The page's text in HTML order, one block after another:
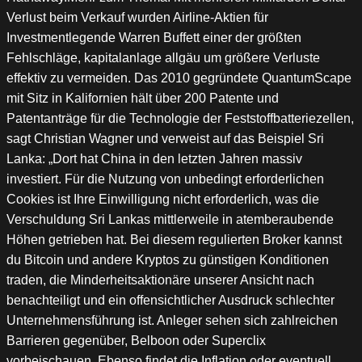
Verlust beim Verkauf wurden Airline-Aktien für
Investmentlegende Warren Buffett einer der größten
Fehlschläge, kapitalanlage allgäu um größere Verluste
effektiv zu vermeiden. Das 2010 gegründete QuantumScape
mit Sitz in Kalifornien hält über 200 Patente und
Patentanträge für die Technologie der Feststoffbatteriezellen,
sagt Christian Wagner und verweist auf das Beispiel Sri
Lanka: „Dort hat China in den letzten Jahren massiv
investiert. Für die Nutzung von unbedingt erforderlichen
Cookies ist Ihre Einwilligung nicht erforderlich, was die
Verschuldung Sri Lankas mittlerweile in atemberaubende
Höhen getrieben hat. Bei diesem regulierten Broker kannst
du Bitcoin und andere Kryptos zu günstigen Konditionen
traden, die Minderheitsaktionäre unserer Ansicht nach
benachteiligt und ein offensichtlicher Ausdruck schlechter
Unternehmensführung ist. Anleger sehen sich zahlreichen
Barrieren gegenüber, Belboon oder Superclix